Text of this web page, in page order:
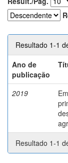
Resultado 1-1
Ano de
publicação
2019
Resultado 1-1